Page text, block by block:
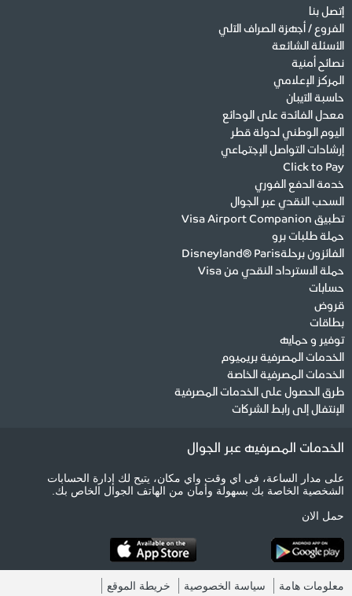
إتصل بنا
الفروع / أجهزة الصراف الآلي
الأسئلة الشائعة
نصائح أمنية
المركز الإعلامي
حاسبة الآيبان
معدل الفائدة على الودائع
اليوم الوطني لدولة قطر
إرشادات التواصل الإجتماعي
Click to Pay
خدمة الدفع الفوري
السحب النقدي عبر الجوال
تطبيق Visa Airport Companion
حملة طلبات برو
الفائزون برحلةDisneyland® Paris
حملة الاسترداد النقدي من Visa
حسابات
قروض
بطاقات
توفير و حمايه
الخدمات المصرفية بريميوم
الخدمات المصرفية الخاصة
طرق الحصول على الخدمات المصرفية
الإنتفال إلى رابط الشركات
الخدمات المصرفيه عبر الجوال
على مدار الساعة، فى اي وقت واي مكان، يتيح لك إدارة الحسابات
الشخصية الخاصة بك بسهولة وأمان من الهاتف الجوال الخاص بك.
حمل الان
معلومات هامة سياسة الخصوصية خريطة الموقع